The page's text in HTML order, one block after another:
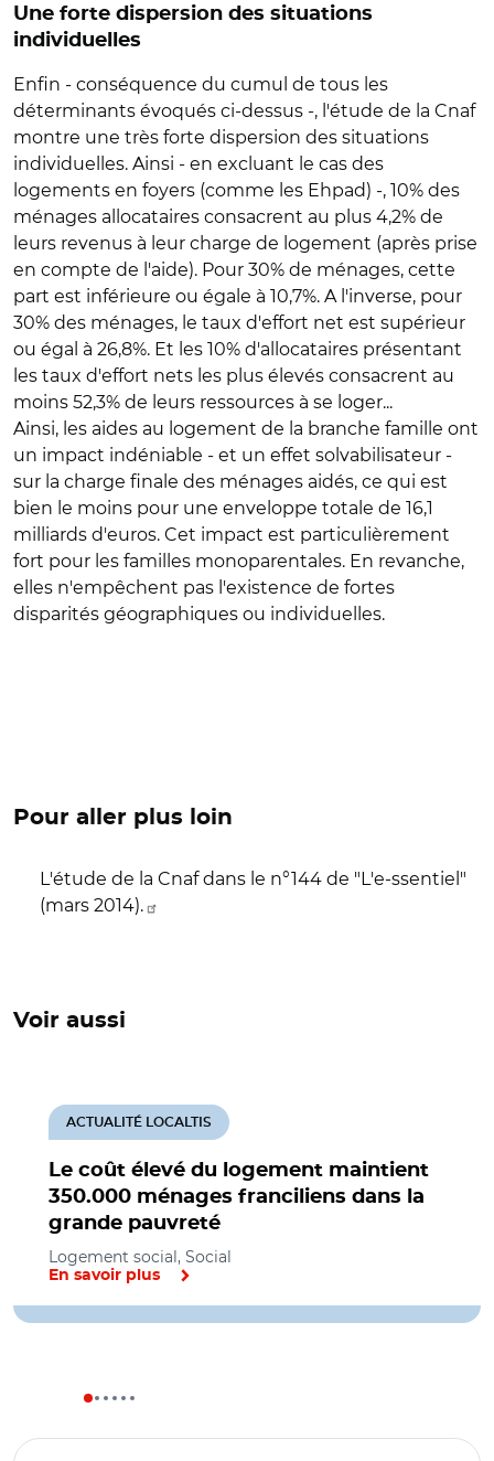
Une forte dispersion des situations
individuelles
Enfin - conséquence du cumul de tous les
déterminants évoqués ci-dessus -, l'étude de la Cnaf
montre une très forte dispersion des situations
individuelles. Ainsi - en excluant le cas des
logements en foyers (comme les Ehpad) -, 10% des
ménages allocataires consacrent au plus 4,2% de
leurs revenus à leur charge de logement (après prise
en compte de l'aide). Pour 30% de ménages, cette
part est inférieure ou égale à 10,7%. A l'inverse, pour
30% des ménages, le taux d'effort net est supérieur
ou égal à 26,8%. Et les 10% d'allocataires présentant
les taux d'effort nets les plus élevés consacrent au
moins 52,3% de leurs ressources à se loger...
Ainsi, les aides au logement de la branche famille ont
un impact indéniable - et un effet solvabilisateur -
sur la charge finale des ménages aidés, ce qui est
bien le moins pour une enveloppe totale de 16,1
milliards d'euros. Cet impact est particulièrement
fort pour les familles monoparentales. En revanche,
elles n'empêchent pas l'existence de fortes
disparités géographiques ou individuelles.
Pour aller plus loin
L'étude de la Cnaf dans le n°144 de "L'e-ssentiel"
(mars 2014).
Voir aussi
Le coût élevé du logement maintient
350.000 ménages franciliens dans la
grande pauvreté
ACTUALITÉ LOCALTIS
Logement social, Social
En savoir plus